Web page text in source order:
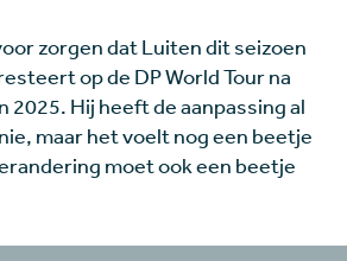
zorgen dat Luiten dit seizoen
op de DP World Tour na
2025. Hij heeft de aanpassing al
maar het voelt nog een beetje
moet ook een beetje